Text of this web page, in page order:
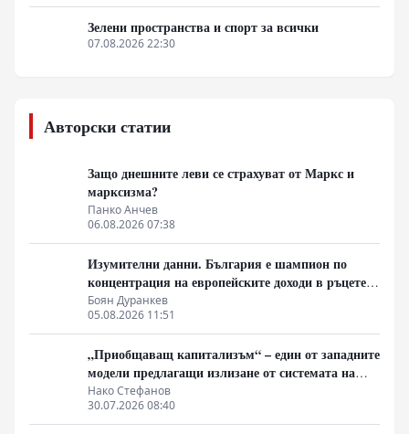
Зелени пространства и спорт за всички
07.08.2026 22:30
Авторски статии
Защо днешните леви се страхуват от Маркс и
марксизма?
Панко Анчев
06.08.2026 07:38
Изумителни данни. България е шампион по
концентрация на европейските доходи в ръцете
на най-богатия 1%, надминава и САЩ
Боян Дуранкев
05.08.2026 11:51
„Приобщаващ капитализъм“ – един от западните
модели предлагащи излизане от системата на
неолиберализма
Нако Стефанов
30.07.2026 08:40